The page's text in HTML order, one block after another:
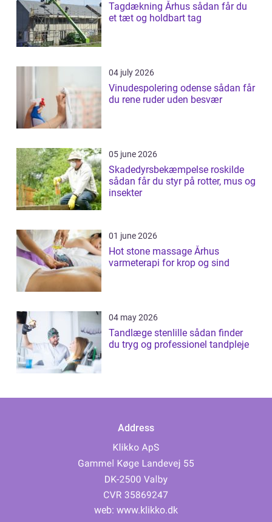
Tagdækning Århus sådan får du
et tæt og holdbart tag
04 july 2026
Vinudespolering odense sådan får
du rene ruder uden besvær
05 june 2026
Skadedyrsbekæmpelse roskilde
sådan får du styr på rotter, mus og
insekter
01 june 2026
Hot stone massage Århus
varmeterapi for krop og sind
04 may 2026
Tandlæge stenlille sådan finder
du tryg og professionel tandpleje
Address
web: www.klikko.dk